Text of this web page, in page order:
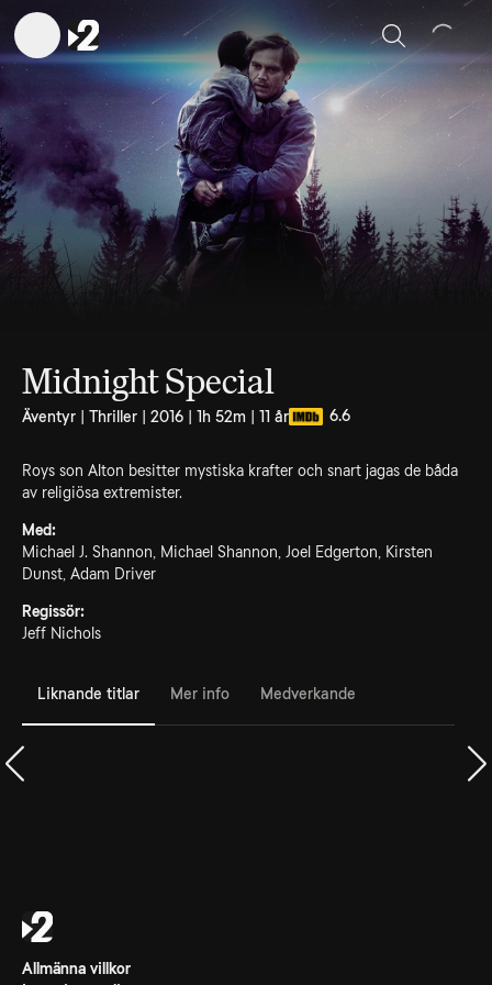
Sök
Midnight Special
Äventyr | Thriller | 2016 | 1h 52m | 11 år 6.6
Roys son Alton besitter mystiska krafter och snart jagas de båda
av religiösa extremister.
Med:
Michael J. Shannon, Michael Shannon, Joel Edgerton, Kirsten
Dunst, Adam Driver
Regissör:
Jeff Nichols
Liknande titlar Mer info Medverkande
Allmänna villkor